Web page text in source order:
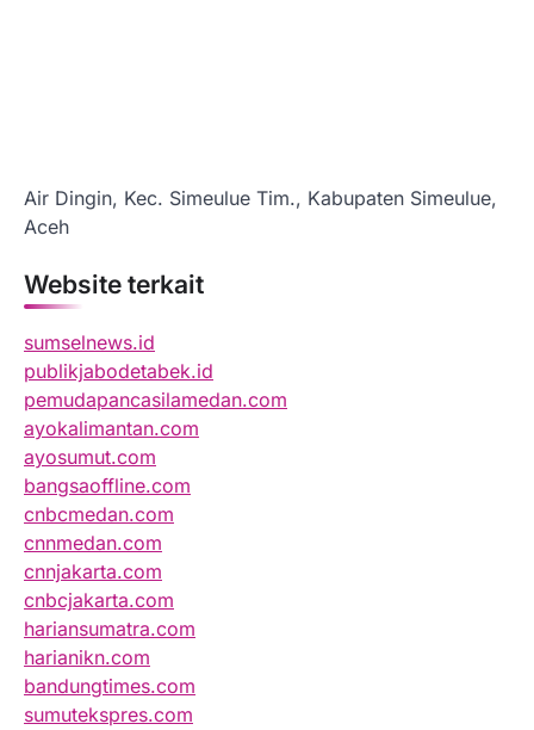
Air Dingin, Kec. Simeulue Tim., Kabupaten Simeulue,
Aceh
Website terkait
sumselnews.id
publikjabodetabek.id
pemudapancasilamedan.com
ayokalimantan.com
ayosumut.com
bangsaoffline.com
cnbcmedan.com
cnnmedan.com
cnnjakarta.com
cnbcjakarta.com
hariansumatra.com
harianikn.com
bandungtimes.com
sumutekspres.com